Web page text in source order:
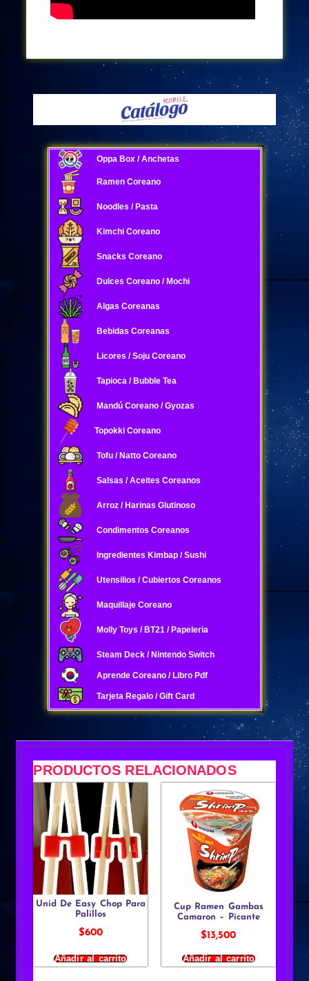
Oppa Box / Anchetas
Ramen Coreano
Noodles / Pasta
Kimchi Coreano
Snacks Coreano
Dulces Coreano / Mochi
Algas Coreanas
Bebidas Coreanas
Licores / Soju Coreano
Tapioca / Bubble Tea
Mandú Coreano / Gyozas
Topokki Coreano
Tofu / Natto Coreano
Salsas / Aceites Coreanos
Arroz / Harinas Glutinoso
Condimentos Coreanos
Ingredientes Kimbap / Sushi
Utensilios / Cubiertos Coreanos
Maquillaje Coreano
Molly Toys / BT21 / Papeleria
Steam Deck / Nintendo Switch
Aprende Coreano / Libro Pdf
Tarjeta Regalo / Gift Card
PRODUCTOS RELACIONADOS
Unid De Easy Chop Para
Palillos
$600
Añadir al carrito
Cup Ramen Gambas
Camaron – Picante
$13,500
Añadir al carrito